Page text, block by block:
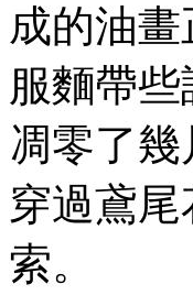
成的油
服麵帶
凋零了
穿過鳶
索。